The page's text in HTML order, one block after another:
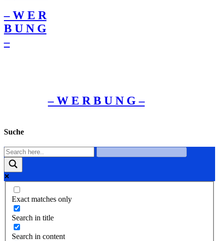
– W Ε R
Β U Ν G
–
– W Ε R Β U Ν G –
Suche
Exact matches only
Search in title
Search in content